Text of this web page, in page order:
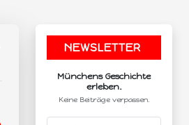
NEWSLETTER
Münchens Geschichte
erleben.
Keine Beiträge verpassen.